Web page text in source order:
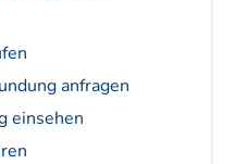
anfragen
einsehen